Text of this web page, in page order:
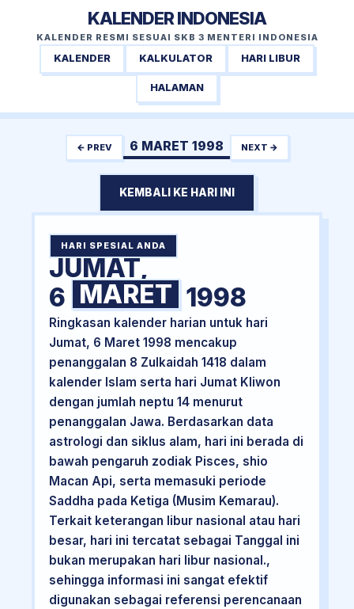
KALENDER INDONESIA
KALENDER RESMI SESUAI SKB 3 MENTERI INDONESIA
KALENDER KALKULATOR HARI LIBUR
HALAMAN
← PREV 6 MARET 1998 NEXT →
KEMBALI KE HARI INI
HARI SPESIAL ANDA
JUMAT,
6 MARET 1998
Ringkasan kalender harian untuk hari
Jumat, 6 Maret 1998 mencakup
penanggalan 8 Zulkaidah 1418 dalam
kalender Islam serta hari Jumat Kliwon
dengan jumlah neptu 14 menurut
penanggalan Jawa. Berdasarkan data
astrologi dan siklus alam, hari ini berada di
bawah pengaruh zodiak Pisces, shio
Macan Api, serta memasuki periode
Saddha pada Ketiga (Musim Kemarau).
Terkait keterangan libur nasional atau hari
besar, hari ini tercatat sebagai Tanggal ini
bukan merupakan hari libur nasional.,
sehingga informasi ini sangat efektif
digunakan sebagai referensi perencanaan